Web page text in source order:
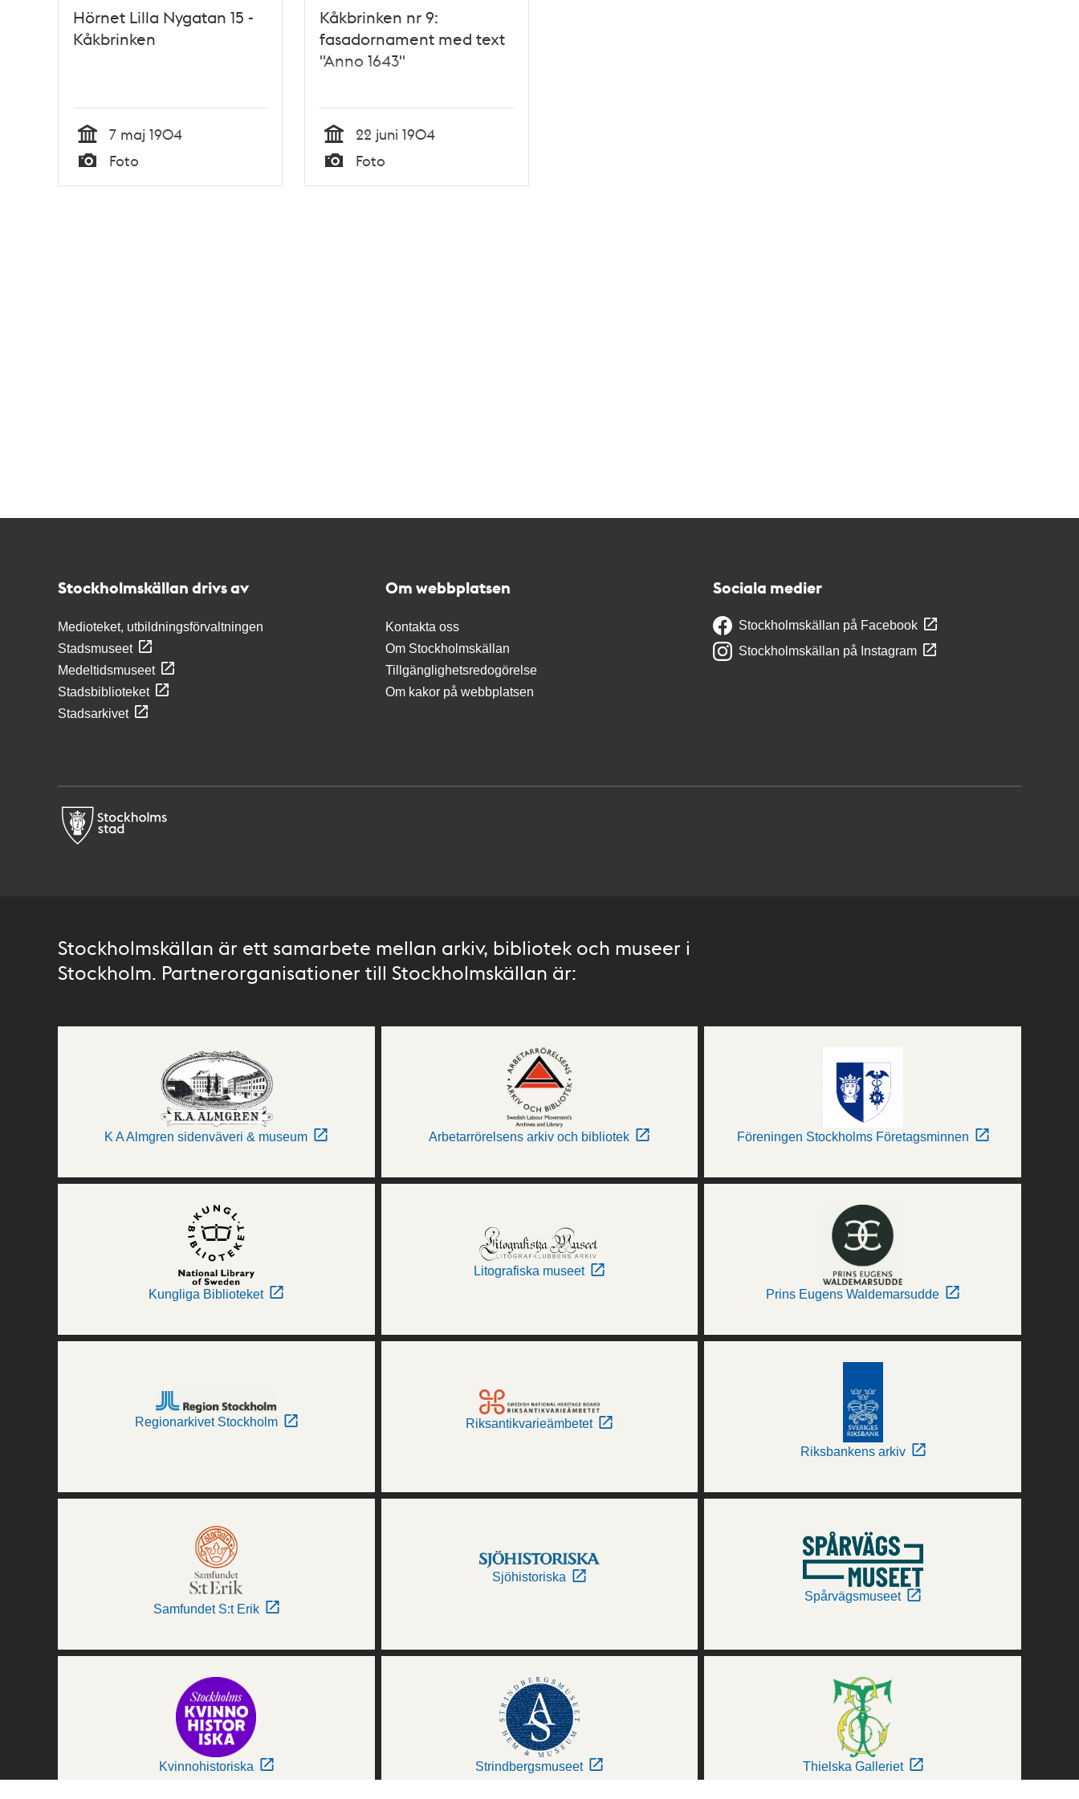
Hörnet Lilla Nygatan 15 -
Kåkbrinken
Tid
7 maj 1904
Typ
Foto
Kåkbrinken nr 9:
fasadornament med text
"Anno 1643"
Tid
22 juni 1904
Typ
Foto
Stockholmskällan drivs av
Medioteket, utbildningsförvaltningen
Stadsmuseet
Medeltidsmuseet
Stadsbiblioteket
Stadsarkivet
Om webbplatsen
Kontakta oss
Om Stockholmskällan
Tillgänglighetsredogörelse
Om kakor på webbplatsen
Sociala medier
Stockholmskällan på Facebook
Stockholmskällan på Instagram
Stockholmskällan är ett samarbete mellan arkiv, bibliotek och museer i
Stockholm. Partnerorganisationer till Stockholmskällan är:
K A Almgren sidenväveri & museum Arbetarrörelsens arkiv och bibliotek Föreningen Stockholms Företagsminnen
Kungliga Biblioteket
Litografiska museet
Prins Eugens Waldemarsudde
Regionarkivet Stockholm Riksantikvarieämbetet
Riksbankens arkiv
Samfundet S:t Erik
Sjöhistoriska
Spårvägsmuseet
Kvinnohistoriska Strindbergsmuseet Thielska Galleriet